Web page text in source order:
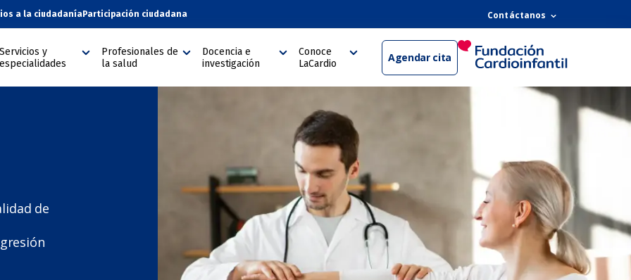
a la ciudadanía Participación ciudadana Contáctanos
y
Profesionales de
la salud
Docencia e
investigación
Conoce
LaCardio
Agendar cita
de